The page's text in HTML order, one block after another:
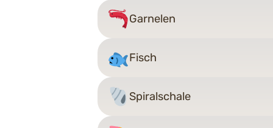
Garnelen
Fisch
Spiralschale